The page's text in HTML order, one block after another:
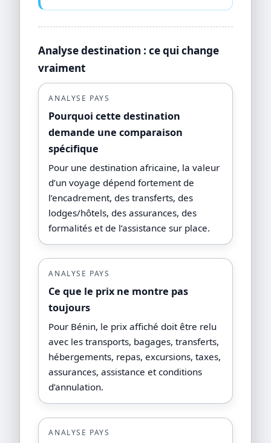
Analyse destination : ce qui change
vraiment
ANALYSE PAYS
Pourquoi cette destination
demande une comparaison
spécifique
Pour une destination africaine, la valeur
d’un voyage dépend fortement de
l’encadrement, des transferts, des
lodges/hôtels, des assurances, des
formalités et de l’assistance sur place.
ANALYSE PAYS
Ce que le prix ne montre pas
toujours
Pour Bénin, le prix affiché doit être relu
avec les transports, bagages, transferts,
hébergements, repas, excursions, taxes,
assurances, assistance et conditions
d’annulation.
ANALYSE PAYS